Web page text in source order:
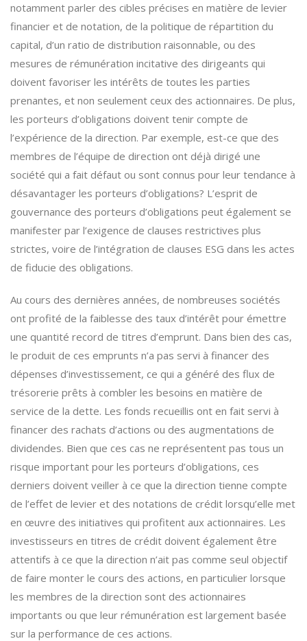
notamment parler des cibles précises en matière de levier
financier et de notation, de la politique de répartition du
capital, d’un ratio de distribution raisonnable, ou des
mesures de rémunération incitative des dirigeants qui
doivent favoriser les intérêts de toutes les parties
prenantes, et non seulement ceux des actionnaires. De plus,
les porteurs d’obligations doivent tenir compte de
l’expérience de la direction. Par exemple, est-ce que des
membres de l’équipe de direction ont déjà dirigé une
société qui a fait défaut ou sont connus pour leur tendance à
désavantager les porteurs d’obligations? L’esprit de
gouvernance des porteurs d’obligations peut également se
manifester par l’exigence de clauses restrictives plus
strictes, voire de l’intégration de clauses ESG dans les actes
de fiducie des obligations.
Au cours des dernières années, de nombreuses sociétés
ont profité de la faiblesse des taux d’intérêt pour émettre
une quantité record de titres d’emprunt. Dans bien des cas,
le produit de ces emprunts n’a pas servi à financer des
dépenses d’investissement, ce qui a généré des flux de
trésorerie prêts à combler les besoins en matière de
service de la dette. Les fonds recueillis ont en fait servi à
financer des rachats d’actions ou des augmentations de
dividendes. Bien que ces cas ne représentent pas tous un
risque important pour les porteurs d’obligations, ces
derniers doivent veiller à ce que la direction tienne compte
de l’effet de levier et des notations de crédit lorsqu’elle met
en œuvre des initiatives qui profitent aux actionnaires. Les
investisseurs en titres de crédit doivent également être
attentifs à ce que la direction n’ait pas comme seul objectif
de faire monter le cours des actions, en particulier lorsque
les membres de la direction sont des actionnaires
importants ou que leur rémunération est largement basée
sur la performance de ces actions.